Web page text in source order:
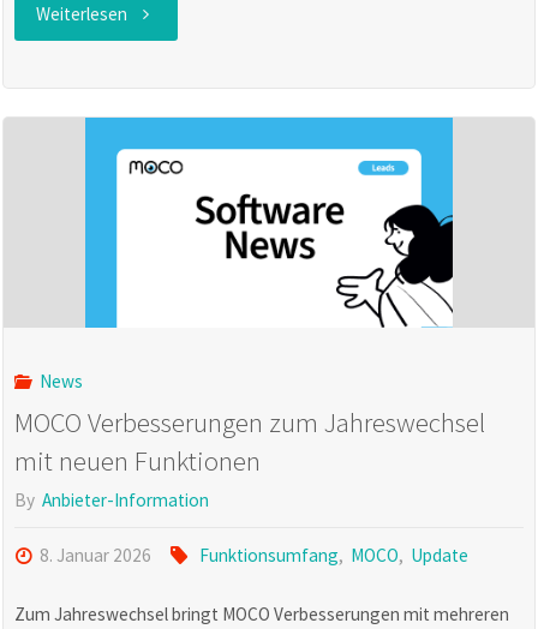
Weiterlesen "MOCO
News
im
News
MOCO Verbesserungen zum Jahreswechsel
mit neuen Funktionen
By Anbieter-Information
8. Januar 2026 Funktionsumfang, MOCO, Update
Zum Jahreswechsel bringt MOCO Verbesserungen mit mehreren